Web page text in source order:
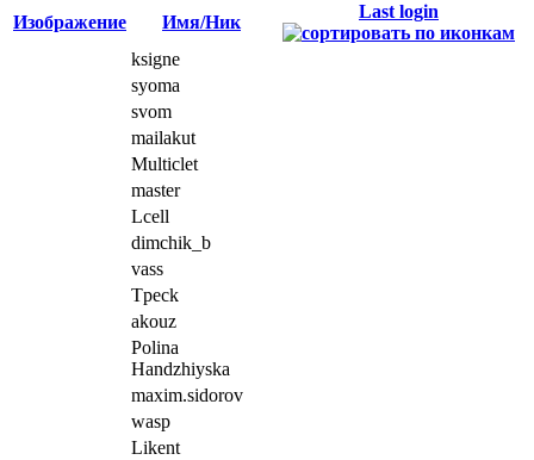
Изображение Имя/Ник
Last login
ksigne
syoma
svom
mailakut
Multiclet
master
Lcell
dimchik_b
vass
Tpeck
akouz
Polina
Handzhiyska
maxim.sidorov
wasp
Likent